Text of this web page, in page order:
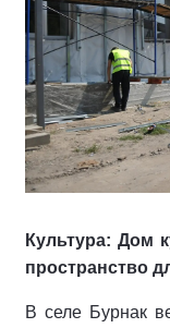
Культура: Дом
пространство
В селе Бурнак